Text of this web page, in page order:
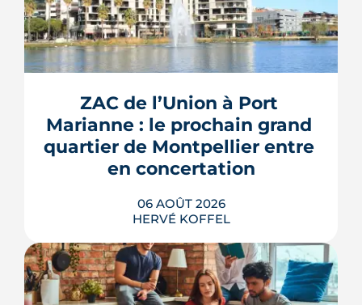
ZAC de l’Union à Port
Marianne : le prochain grand
quartier de Montpellier entre
en concertation
06 AOÛT 2026
HERVÉ KOFFEL